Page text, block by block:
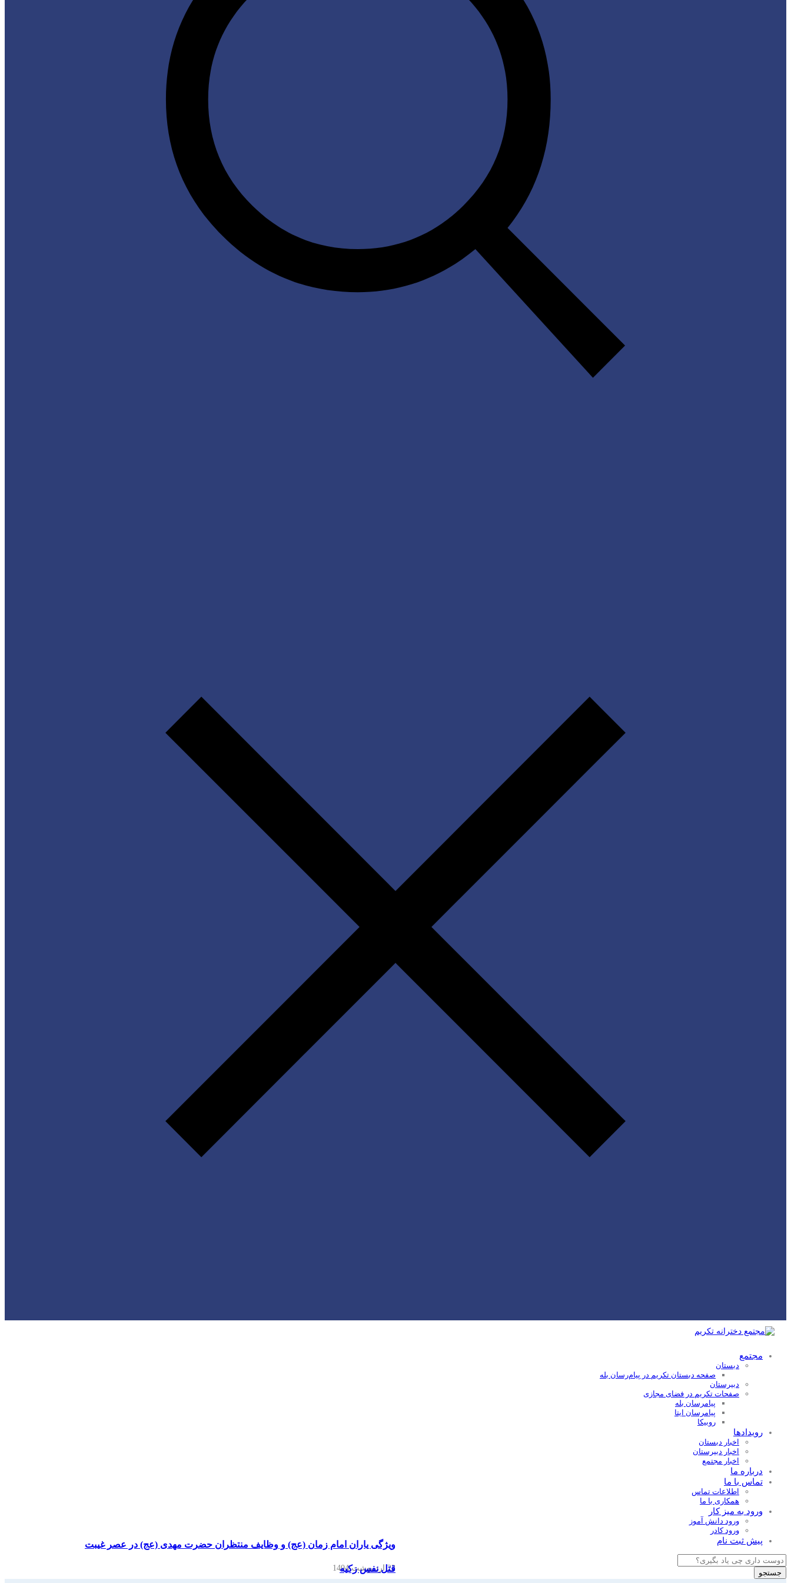
مجتمع
دبستان
صفحه دبستان تکریم در پیام‌رسان بله
دبیرستان
صفحات تکریم در فضای مجازی
پیامرسان بله
پیامرسان ایتا
روبیکا
رویدادها
اخبار دبستان
اخبار دبیرستان
اخبار مجتمع
درباره ما
تماس با ما
اطلاعات تماس
همکاری با ما
ورود به میز کار
ورود دانش آموز
ورود کادر
پیش ثبت نام
Products
search
جستجو
ویژگی یاران امام زمان (عج) و وظایف منتظران حضرت مهدی (عج) در عصر غیبت
22 اردیبهشت 1404
قتل نفس زکیه